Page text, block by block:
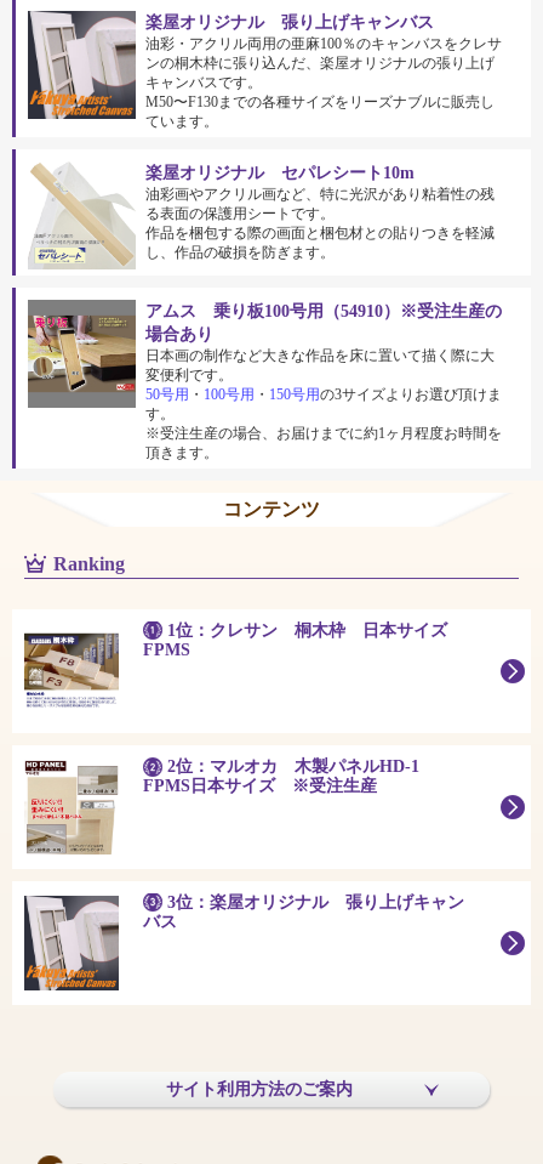
楽屋オリジナル 張り上げキャンバス
油彩・アクリル両用の亜麻100％のキャンバスをクレサ
ンの桐木枠に張り込んだ、楽屋オリジナルの張り上げ
キャンバスです。
M50〜F130までの各種サイズをリーズナブルに販売し
ています。
楽屋オリジナル セパレシート10m
油彩画やアクリル画など、特に光沢があり粘着性の残
る表面の保護用シートです。
作品を梱包する際の画面と梱包材との貼りつきを軽減
し、作品の破損を防ぎます。
アムス 乗り板100号用（54910）※受注生産の
場合あり
日本画の制作など大きな作品を床に置いて描く際に大
変便利です。
50号用 ・ 100号用 ・ 150号用の3サイズよりお選び頂けま
す。
※受注生産の場合、お届けまでに約1ヶ月程度お時間を
頂きます。
コンテンツ
Ranking
1位：クレサン 桐木枠 日本サイズ
FPMS
2位：マルオカ 木製パネルHD-1
FPMS日本サイズ ※受注生産
3位：楽屋オリジナル 張り上げキャン
バス
サイト利用方法のご案内